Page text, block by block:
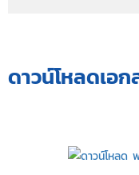
ดาวน์โหลดเอ